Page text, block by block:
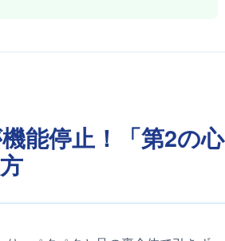
能停止！「第2の心